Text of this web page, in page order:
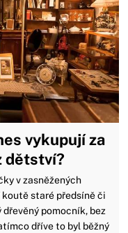
vykupují za
dětství?
v zasněžených
koutě staré předsíně či
pomocník, bez
dříve to byl běžný